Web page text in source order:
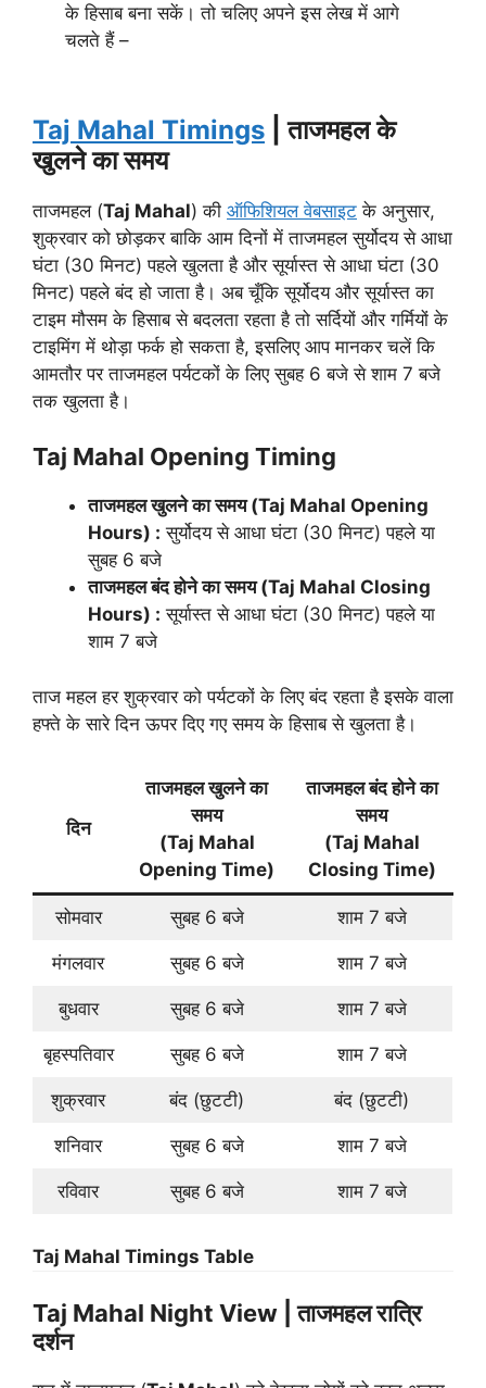
के हिसाब बना सकें। तो चलिए अपने इस लेख में आगे
चलते हैं –
Taj Mahal Timings | ताजमहल के
खुलने का समय
ताजमहल (Taj Mahal) की ऑफिशियल वेबसाइट के अनुसार,
शुक्रवार को छोड़कर बाकि आम दिनों में ताजमहल सुर्योदय से आधा
घंटा (30 मिनट) पहले खुलता है और सूर्यास्त से आधा घंटा (30
मिनट) पहले बंद हो जाता है। अब चूँकि सूर्योदय और सूर्यास्त का
टाइम मौसम के हिसाब से बदलता रहता है तो सर्दियों और गर्मियों के
टाइमिंग में थोड़ा फर्क हो सकता है, इसलिए आप मानकर चलें कि
आमतौर पर ताजमहल पर्यटकों के लिए सुबह 6 बजे से शाम 7 बजे
तक खुलता है।
Taj Mahal Opening Timing
ताजमहल खुलने का समय (Taj Mahal Opening
Hours) : सुर्योदय से आधा घंटा (30 मिनट) पहले या
सुबह 6 बजे
ताजमहल बंद होने का समय (Taj Mahal Closing
Hours) : सूर्यास्त से आधा घंटा (30 मिनट) पहले या
शाम 7 बजे
ताज महल हर शुक्रवार को पर्यटकों के लिए बंद रहता है इसके वाला
हफ्ते के सारे दिन ऊपर दिए गए समय के हिसाब से खुलता है।
दिन
ताजमहल खुलने का
समय
(Taj Mahal
Opening Time)
ताजमहल बंद होने का
समय
(Taj Mahal
Closing Time)
सोमवार सुबह 6 बजे शाम 7 बजे
मंगलवार सुबह 6 बजे शाम 7 बजे
बुधवार सुबह 6 बजे शाम 7 बजे
बृहस्पतिवार सुबह 6 बजे शाम 7 बजे
शुक्रवार बंद (छुटटी) बंद (छुटटी)
शनिवार सुबह 6 बजे शाम 7 बजे
रविवार सुबह 6 बजे शाम 7 बजे
Taj Mahal Timings Table
Taj Mahal Night View | ताजमहल रात्रि
दर्शन